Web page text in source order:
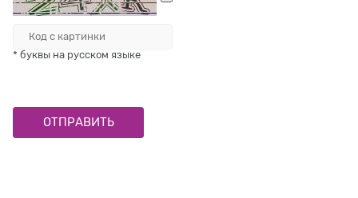
* буквы на русском языке